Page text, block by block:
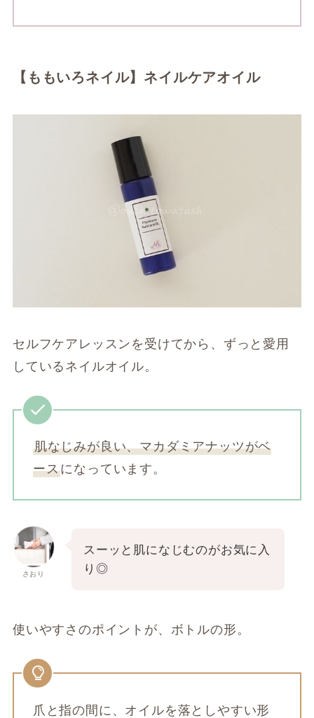
【ももいろネイル】ネイルケアオイル
セルフケアレッスンを受けてから、ずっと愛用
しているネイルオイル。
肌なじみが良い、マカダミアナッツがベ
ースになっています。
さおり
スーッと肌になじむのがお気に入
り◎
使いやすさのポイントが、ボトルの形。
爪と指の間に、オイルを落としやすい形